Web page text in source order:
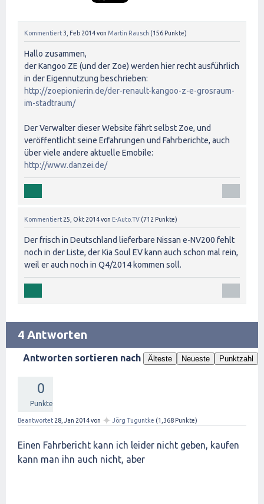
Kommentiert 3, Feb 2014von Martin Rausch (156 Punkte)
Hallo zusammen,
der Kangoo ZE (und der Zoe) werden hier recht ausführlich
in der Eigennutzung beschrieben:
http://zoepionierin.de/der-renault-kangoo-z-e-grosraum-
im-stadtraum/
Der Verwalter dieser Website fährt selbst Zoe, und
veröffentlicht seine Erfahrungen und Fahrberichte, auch
über viele andere aktuelle Emobile:
http://www.danzei.de/
Kommentiert 25, Okt 2014von E-Auto.TV (712 Punkte)
Der frisch in Deutschland lieferbare Nissan e-NV200 fehlt
noch in der Liste, der Kia Soul EV kann auch schon mal rein,
weil er auch noch in Q4/2014 kommen soll.
4 Antworten
Antworten sortieren nach Älteste Neueste Punktzahl
0
Punkte
Beantwortet 28, Jan 2014von ✦ Jörg Tuguntke (1,368 Punkte)
Einen Fahrbericht kann ich leider nicht geben, kaufen
kann man ihn auch nicht, aber